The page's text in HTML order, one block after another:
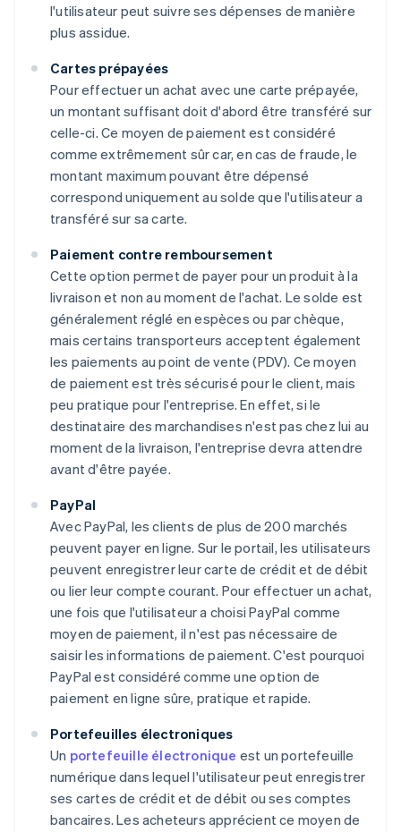
l'utilisateur peut suivre ses dépenses de manière
plus assidue.
Cartes prépayées
Pour effectuer un achat avec une carte prépayée,
un montant suffisant doit d'abord être transféré sur
celle-ci. Ce moyen de paiement est considéré
comme extrêmement sûr car, en cas de fraude, le
montant maximum pouvant être dépensé
correspond uniquement au solde que l'utilisateur a
transféré sur sa carte.
Paiement contre remboursement
Cette option permet de payer pour un produit à la
livraison et non au moment de l'achat. Le solde est
généralement réglé en espèces ou par chèque,
mais certains transporteurs acceptent également
les paiements au point de vente (PDV). Ce moyen
de paiement est très sécurisé pour le client, mais
peu pratique pour l'entreprise. En effet, si le
destinataire des marchandises n'est pas chez lui au
moment de la livraison, l'entreprise devra attendre
avant d'être payée.
PayPal
Avec PayPal, les clients de plus de 200 marchés
peuvent payer en ligne. Sur le portail, les utilisateurs
peuvent enregistrer leur carte de crédit et de débit
ou lier leur compte courant. Pour effectuer un achat,
une fois que l'utilisateur a choisi PayPal comme
moyen de paiement, il n'est pas nécessaire de
saisir les informations de paiement. C'est pourquoi
PayPal est considéré comme une option de
paiement en ligne sûre, pratique et rapide.
Portefeuilles électroniques
Un portefeuille électronique est un portefeuille
numérique dans lequel l'utilisateur peut enregistrer
ses cartes de crédit et de débit ou ses comptes
bancaires. Les acheteurs apprécient ce moyen de